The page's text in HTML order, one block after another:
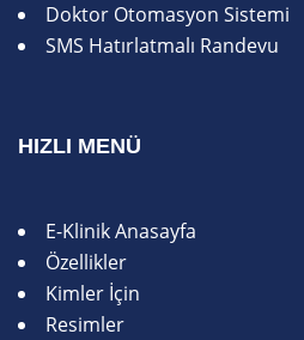
Doktor Otomasyon Sistemi
SMS Hatırlatmalı Randevu
HIZLI MENÜ
E-Klinik Anasayfa
Özellikler
Kimler İçin
Resimler